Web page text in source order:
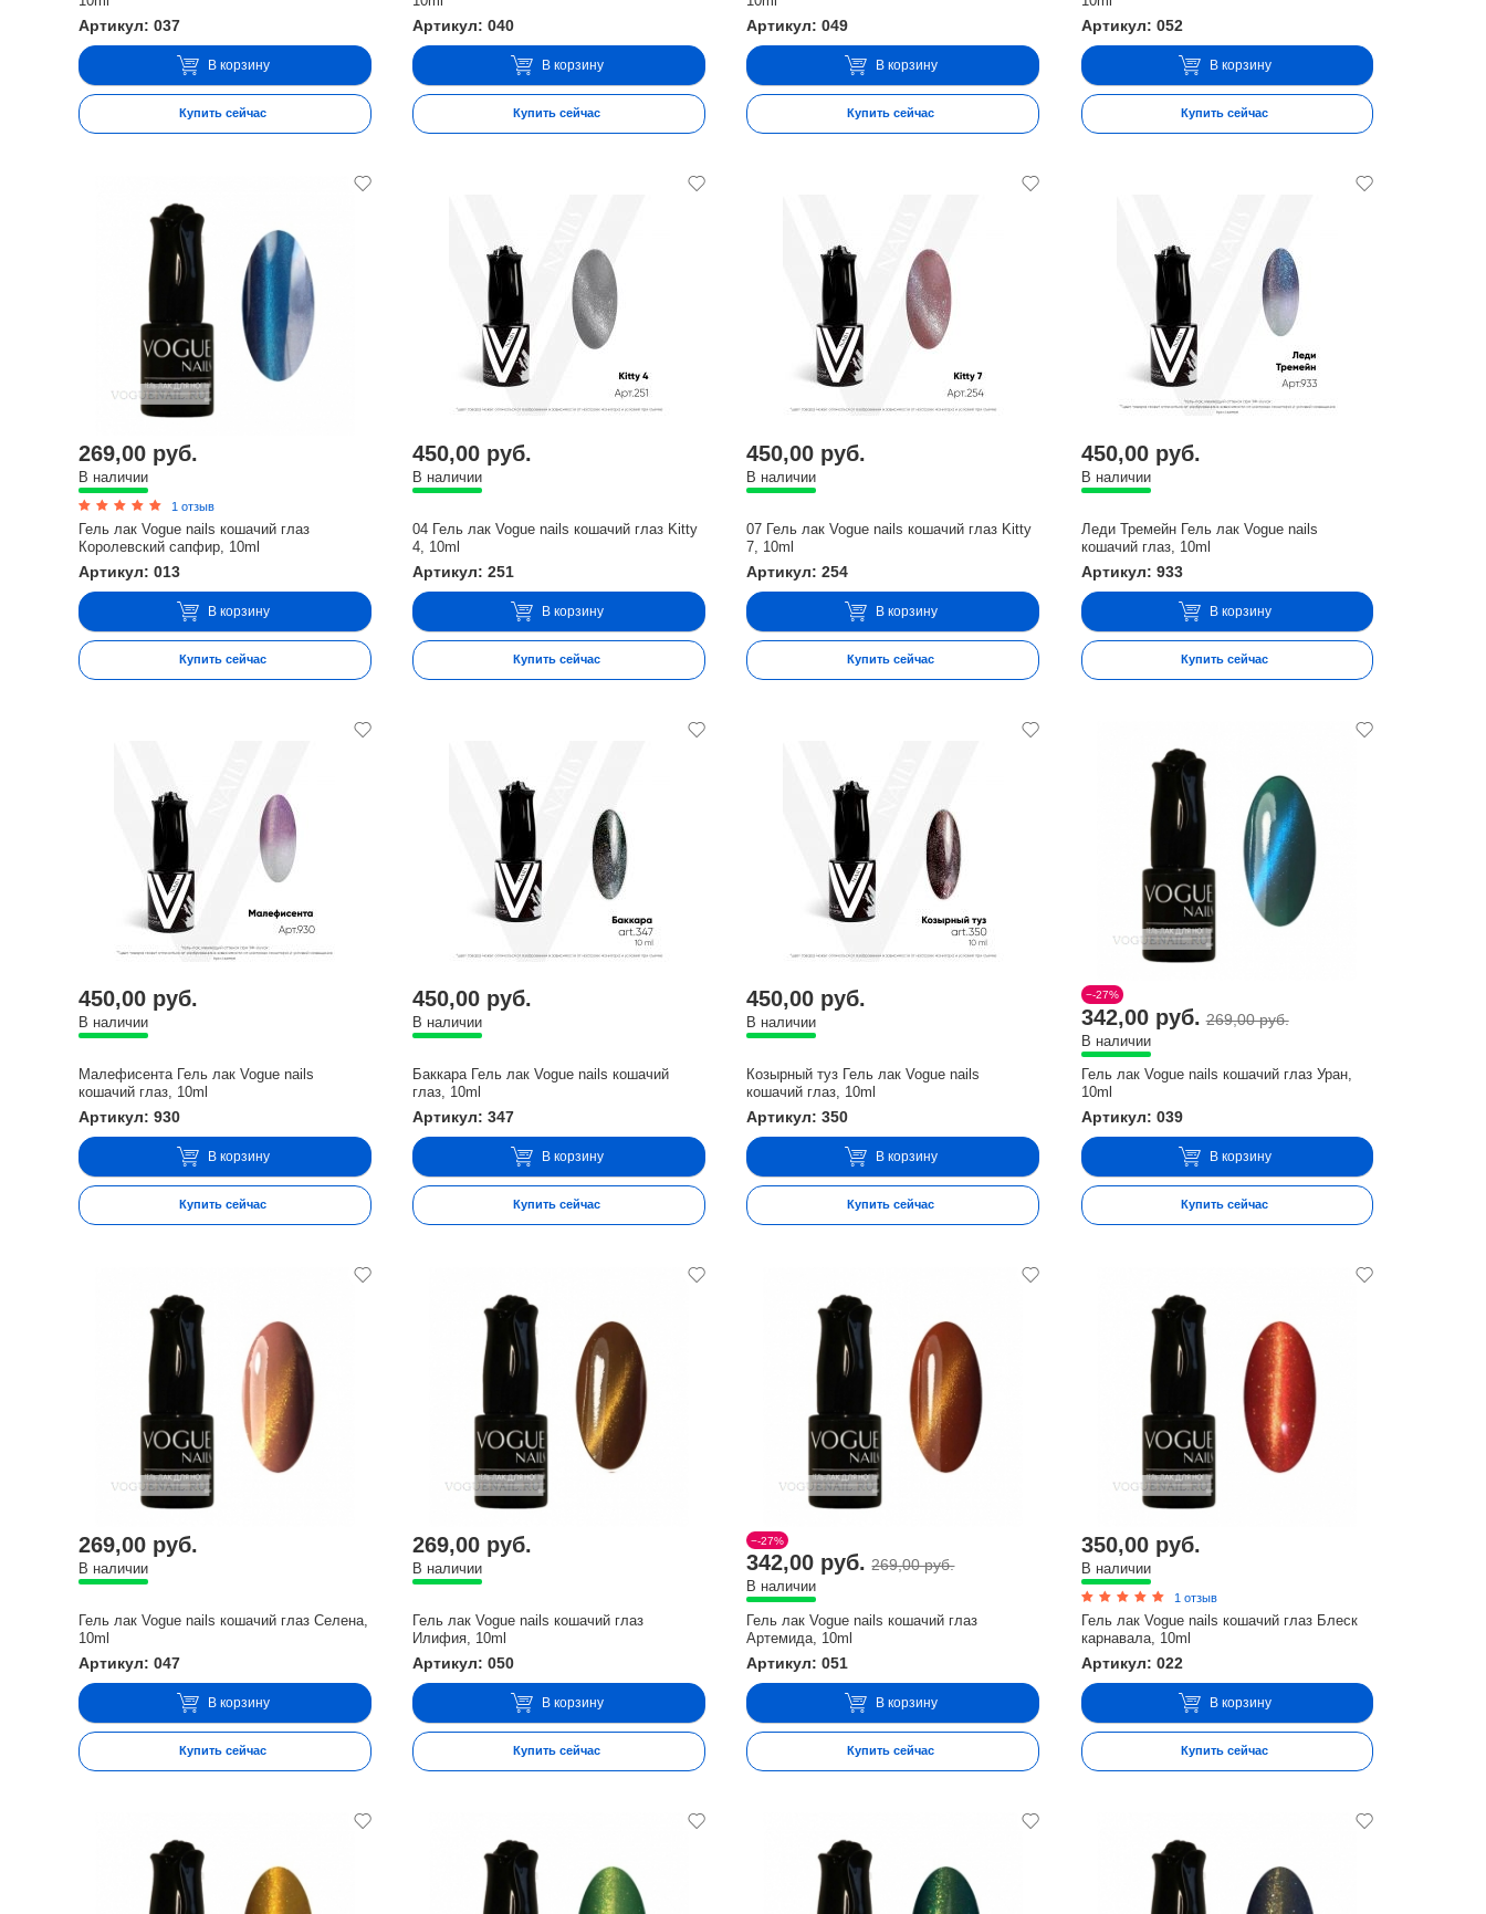
Артикул: 037
В корзину
Купить сейчас
Артикул: 040
В корзину
Купить сейчас
Артикул: 049
В корзину
Купить сейчас
Артикул: 052
В корзину
Купить сейчас
269,00 руб.
В наличии
1 отзыв
Гель лак Vogue nails кошачий глаз
Королевский сапфир, 10ml
Артикул: 013
В корзину
Купить сейчас
450,00 руб.
В наличии
04 Гель лак Vogue nails кошачий глаз Kitty
4, 10ml
Артикул: 251
В корзину
Купить сейчас
450,00 руб.
В наличии
07 Гель лак Vogue nails кошачий глаз Kitty
7, 10ml
Артикул: 254
В корзину
Купить сейчас
450,00 руб.
В наличии
Леди Тремейн Гель лак Vogue nails
кошачий глаз, 10ml
Артикул: 933
В корзину
Купить сейчас
450,00 руб.
В наличии
Малефисента Гель лак Vogue nails
кошачий глаз, 10ml
Артикул: 930
В корзину
Купить сейчас
450,00 руб.
В наличии
Баккара Гель лак Vogue nails кошачий
глаз, 10ml
Артикул: 347
В корзину
Купить сейчас
450,00 руб.
В наличии
Козырный туз Гель лак Vogue nails
кошачий глаз, 10ml
Артикул: 350
В корзину
Купить сейчас
−-27%
342,00 руб. 269,00 руб.
В наличии
Гель лак Vogue nails кошачий глаз Уран,
10ml
Артикул: 039
В корзину
Купить сейчас
269,00 руб.
В наличии
Гель лак Vogue nails кошачий глаз Селена,
10ml
Артикул: 047
В корзину
Купить сейчас
269,00 руб.
В наличии
Гель лак Vogue nails кошачий глаз
Илифия, 10ml
Артикул: 050
В корзину
Купить сейчас
−-27%
342,00 руб. 269,00 руб.
В наличии
Гель лак Vogue nails кошачий глаз
Артемида, 10ml
Артикул: 051
В корзину
Купить сейчас
350,00 руб.
В наличии
1 отзыв
Гель лак Vogue nails кошачий глаз Блеск
карнавала, 10ml
Артикул: 022
В корзину
Купить сейчас